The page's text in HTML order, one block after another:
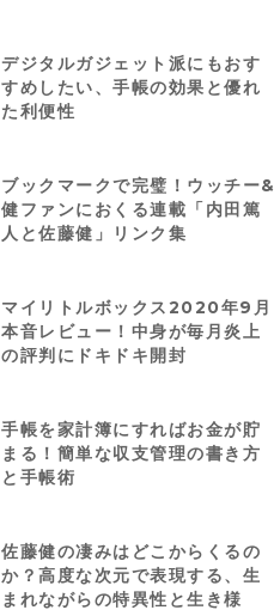
デジタルガジェット派にもおす
すめしたい、手帳の効果と優れ
た利便性
ブックマークで完璧！ウッチー&
健ファンにおくる連載「内田篤
人と佐藤健」リンク集
マイリトルボックス2020年9月
本音レビュー！中身が毎月炎上
の評判にドキドキ開封
手帳を家計簿にすればお金が貯
まる！簡単な収支管理の書き方
と手帳術
佐藤健の凄みはどこからくるの
か？高度な次元で表現する、生
まれながらの特異性と生き様